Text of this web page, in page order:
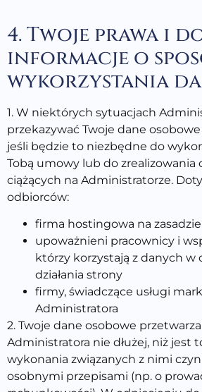
4. Twoje prawa i
informacje o
wykorzystania
1. W niektórych sytuacjach
przekazywać Twoje dane
jeśli będzie to niezbędne do
Tobą umowy lub do zrealizowania
ciążących na Administratorze.
odbiorców:
firma hostingowa na
upoważnieni pracownicy i
którzy korzystają z danych w
działania strony
firmy, świadczące usługi
Administratora
2. Twoje dane osobowe
Administratora nie dłużej, niż jest
wykonania związanych z nimi
osobnymi przepisami (np. o